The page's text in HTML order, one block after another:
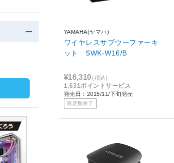
YAMAHA(ヤマハ)
ワイヤレスサブウーファーキ
ット SWK-W16/B
¥16,310(税込)
1,631ポイントサービス
発売日：2015/11/下旬発売
限定数終了